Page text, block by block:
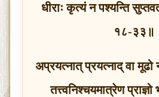
धीराः कृत्यं न पश्यन्ति
१८-३३॥
अप्रयत्नात् प्रयत्नाद् वा मूढो
तत्त्वनिश्चयमात्रेण प्राज्ञो